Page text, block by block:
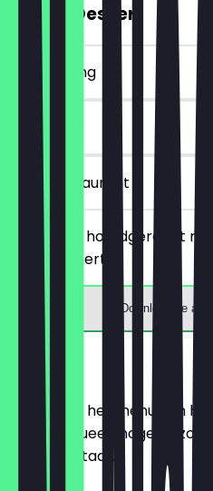
GRATIS Dessert
~€ 6 korting
90 dagen
in het restaurant
Bestel een hoofdgerecht
gratis dessert.
Download de app
Menu
Hier vind je het menu van
het zo actueel mogelijk,
wachten staat.